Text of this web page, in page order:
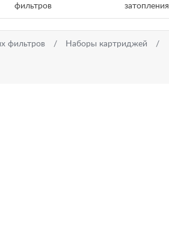
фильтров
затопления
фильтров Наборы картриджей